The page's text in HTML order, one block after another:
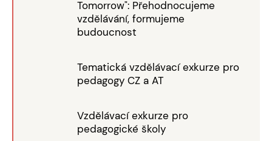
Tomorrow": Přehodnocujeme
vzdělávání, formujeme
budoucnost
Tematická vzdělávací exkurze pro
pedagogy CZ a AT
Vzdělávací exkurze pro
pedagogické školy